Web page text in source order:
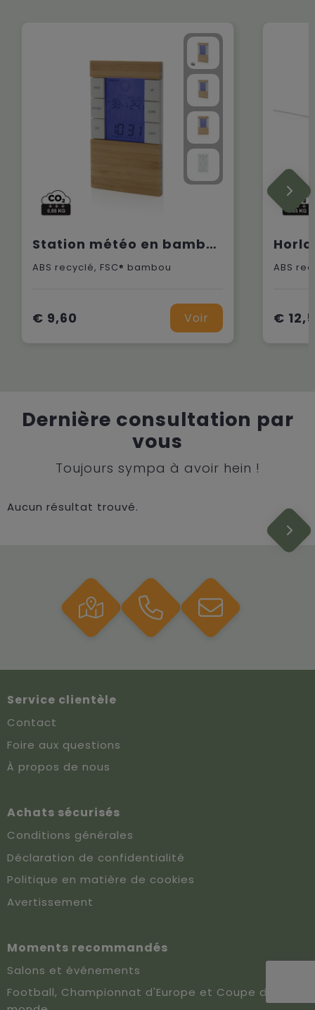
Station météo en bambou et plastique recyclé RCS Utah
ABS recyclé, FSC® bambou
€ 9,60 Voir
ABS
€
Dernière consultation par
vous
Toujours sympa à avoir hein !
Aucun résultat trouvé.
Service clientèle
Contact
Foire aux questions
À propos de nous
Achats sécurisés
Conditions générales
Déclaration de confidentialité
Politique en matière de cookies
Avertissement
Moments recommandés
Salons et événements
Football, Championnat d'Europe et Coupe du